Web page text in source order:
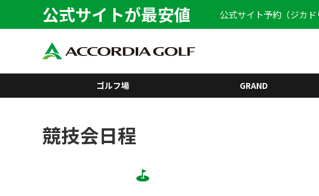
公式サイトが最安値 公式サイト予約（ジカ
ゴルフ場 GRAND
競技会日程